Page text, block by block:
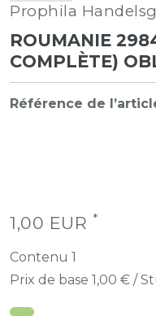
Prophila
ROUMANIE
COMPLÈTE)
Référence de
1,00 EUR *
Contenu 1
Prix de base 1,00 € /